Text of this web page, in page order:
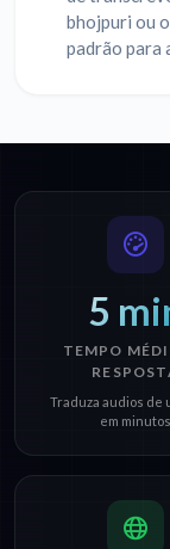
bhojpuri ou
padrão para
5
TEMPO
Traduza audios de
em minutos